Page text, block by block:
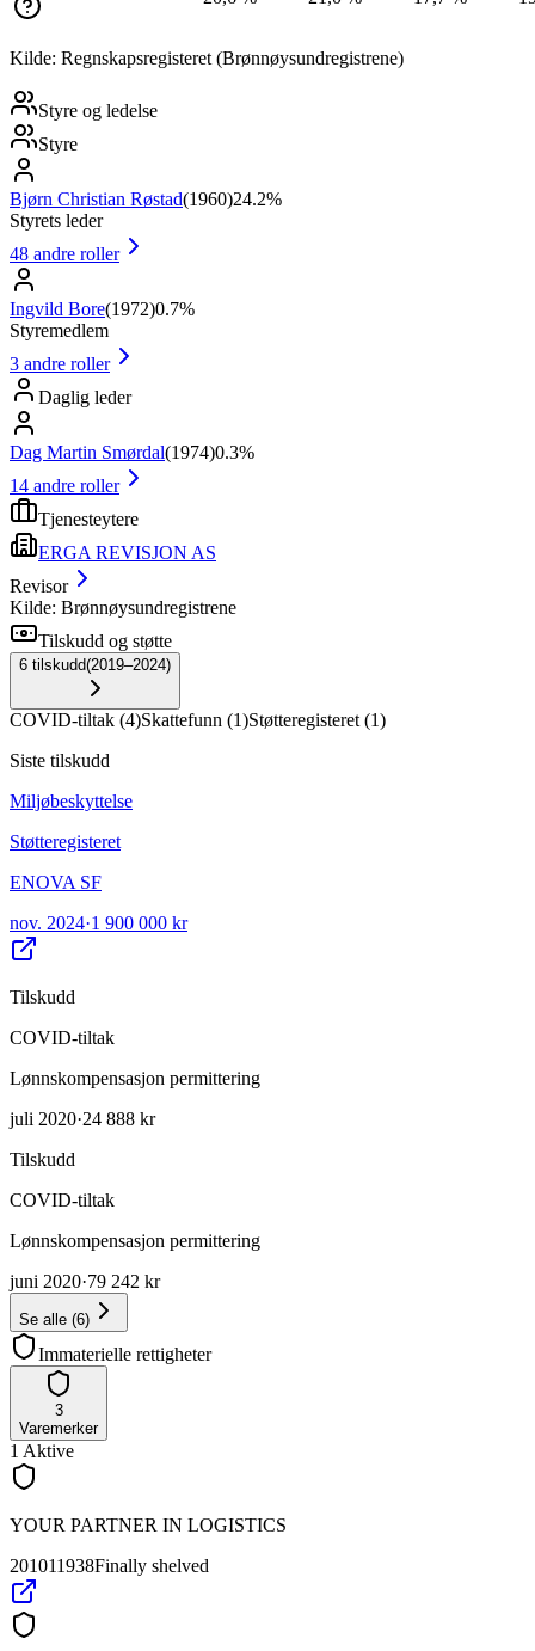
Kilde: Regnskapsregisteret (Brønnøysundregistrene)
Styre og ledelse
Styre
Bjørn Christian Røstad(1960)24.2%
Styrets leder
48 andre roller
Ingvild Bore(1972)0.7%
Styremedlem
3 andre roller
Daglig leder
Dag Martin Smørdal(1974)0.3%
14 andre roller
Tjenesteytere
ERGA REVISJON AS
Revisor
Kilde: Brønnøysundregistrene
Tilskudd og støtte
6 tilskudd(2019–2024)
COVID-tiltak (4)Skattefunn (1)Støtteregisteret (1)
Siste tilskudd
Miljøbeskyttelse
Støtteregisteret
ENOVA SF
nov. 2024·1 900 000 kr
Tilskudd
COVID-tiltak
Lønnskompensasjon permittering
juli 2020·24 888 kr
Tilskudd
COVID-tiltak
Lønnskompensasjon permittering
juni 2020·79 242 kr
Se alle (6)
Immaterielle rettigheter
3
Varemerker
1 Aktive
YOUR PARTNER IN LOGISTICS
201011938Finally shelved